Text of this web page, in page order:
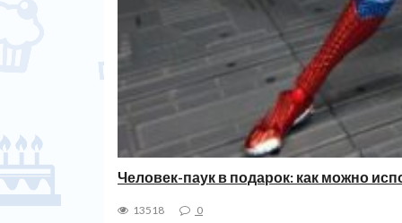
Человек-паук в подарок: как можно
13518 0